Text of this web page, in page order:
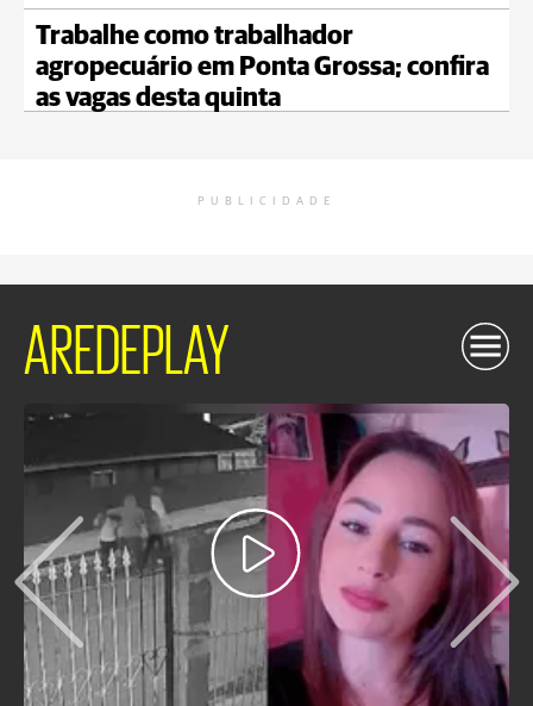
Trabalhe como trabalhador
agropecuário em Ponta Grossa; confira
as vagas desta quinta
PUBLICIDADE
AREDEPLAY